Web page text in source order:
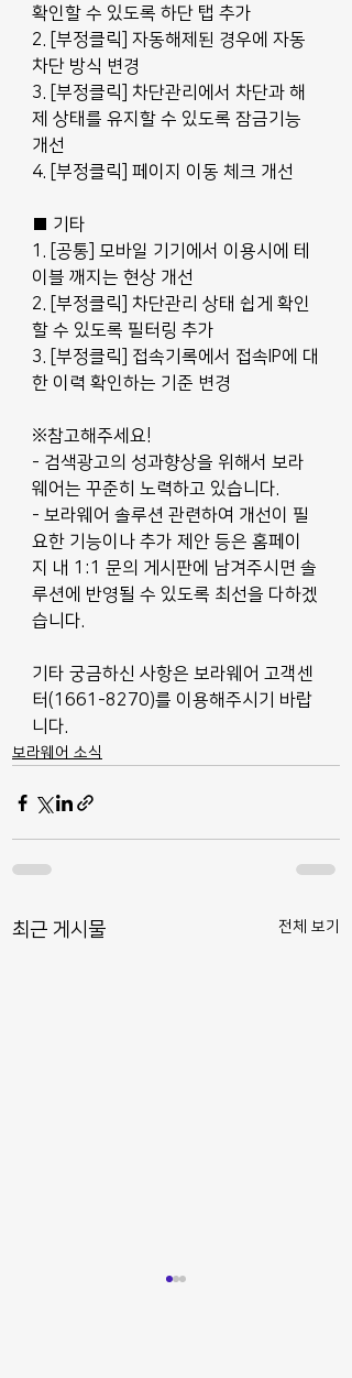
확인할 수 있도록 하단 탭 추가
2. [부정클릭] 자동해제된 경우에 자동
차단 방식 변경
3. [부정클릭] 차단관리에서 차단과 해
제 상태를 유지할 수 있도록 잠금기능
개선
4. [부정클릭] 페이지 이동 체크 개선
■ 기타
1. [공통] 모바일 기기에서 이용시에 테
이블 깨지는 현상 개선
2. [부정클릭] 차단관리 상태 쉽게 확인
할 수 있도록 필터링 추가
3. [부정클릭] 접속기록에서 접속IP에 대
한 이력 확인하는 기준 변경
※참고해주세요!
- 검색광고의 성과향상을 위해서 보라
웨어는 꾸준히 노력하고 있습니다.
- 보라웨어 솔루션 관련하여 개선이 필
요한 기능이나 추가 제안 등은 홈페이
지 내 1:1 문의 게시판에 남겨주시면 솔
루션에 반영될 수 있도록 최선을 다하겠
습니다.
기타 궁금하신 사항은 보라웨어 고객센
터(1661-8270)를 이용해주시기 바랍
니다.
보라웨어 소식
최근 게시물 전체 보기